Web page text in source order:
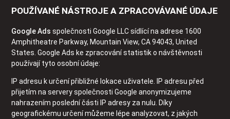
POUŽÍVANÉ NÁSTROJE A ZPRACOVÁVANÉ ÚDAJE
Google Ads společnosti Google LLC sídlící na adrese 1600
Amphitheatre Parkway, Mountain View, CA 94043, United
States. Google Ads ke zpracování statistik o návštěvnosti
používají tyto osobní údaje:
IP adresu k určení přibližné lokace uživatele. IP adresu před
přijetím na servery společnosti Google anonymizujeme
nahrazením poslední části IP adresy za nulu. Díky
geografickému určení můžeme lépe analyzovat, z jakých